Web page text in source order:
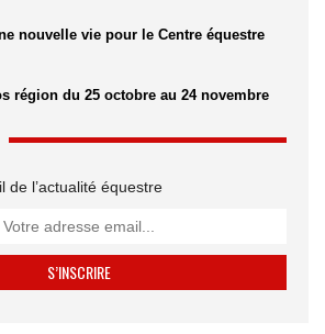
nouvelle vie pour le Centre équestre
région du 25 octobre au 24 novembre
de l’actualité équestre